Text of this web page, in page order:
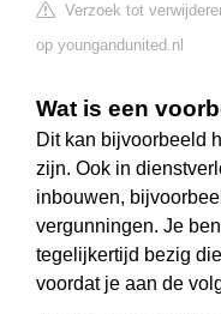
Verzoek tot
op youngandunited.nl
Wat is een
Dit kan bijvoorbeeld
zijn. Ook in
inbouwen,
vergunningen. Je
tegelijkertijd bezig
voordat je aan de